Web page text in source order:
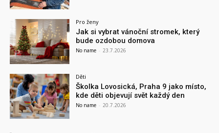
Pro ženy
Jak si vybrat vánoční stromek, který
bude ozdobou domova
No name - 23.7.2026
Děti
Školka Lovosická, Praha 9 jako místo,
kde děti objevují svět každý den
No name - 20.7.2026